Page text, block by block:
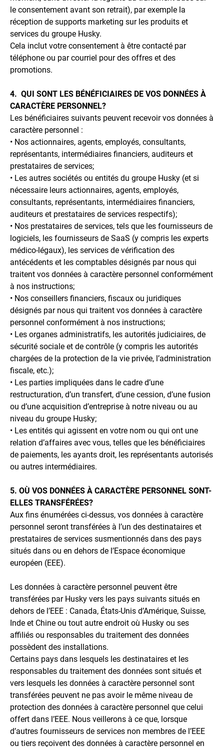
le consentement avant son retrait), par exemple la
réception de supports marketing sur les produits et
services du groupe Husky.
Cela inclut votre consentement à être contacté par
téléphone ou par courriel pour des offres et des
promotions.
4. QUI SONT LES BÉNÉFICIAIRES DE VOS DONNÉES À
CARACTÈRE PERSONNEL?
Les bénéficiaires suivants peuvent recevoir vos données à
caractère personnel :
• Nos actionnaires, agents, employés, consultants,
représentants, intermédiaires financiers, auditeurs et
prestataires de services;
• Les autres sociétés ou entités du groupe Husky (et si
nécessaire leurs actionnaires, agents, employés,
consultants, représentants, intermédiaires financiers,
auditeurs et prestataires de services respectifs);
• Nos prestataires de services, tels que les fournisseurs de
logiciels, les fournisseurs de SaaS (y compris les experts
médico-légaux), les services de vérification des
antécédents et les comptables désignés par nous qui
traitent vos données à caractère personnel conformément
à nos instructions;
• Nos conseillers financiers, fiscaux ou juridiques
désignés par nous qui traitent vos données à caractère
personnel conformément à nos instructions;
• Les organes administratifs, les autorités judiciaires, de
sécurité sociale et de contrôle (y compris les autorités
chargées de la protection de la vie privée, l’administration
fiscale, etc.);
• Les parties impliquées dans le cadre d’une
restructuration, d’un transfert, d’une cession, d’une fusion
ou d’une acquisition d’entreprise à notre niveau ou au
niveau du groupe Husky;
• Les entités qui agissent en votre nom ou qui ont une
relation d’affaires avec vous, telles que les bénéficiaires
de paiements, les ayants droit, les représentants autorisés
ou autres intermédiaires.
5. OÙ VOS DONNÉES À CARACTÈRE PERSONNEL SONT-
ELLES TRANSFÉRÉES?
Aux fins énumérées ci-dessus, vos données à caractère
personnel seront transférées à l’un des destinataires et
prestataires de services susmentionnés dans des pays
situés dans ou en dehors de l’Espace économique
européen (EEE).
Les données à caractère personnel peuvent être
transférées par Husky vers les pays suivants situés en
dehors de l’EEE : Canada, États-Unis d’Amérique, Suisse,
Inde et Chine ou tout autre endroit où Husky ou ses
affiliés ou responsables du traitement des données
possèdent des installations.
Certains pays dans lesquels les destinataires et les
responsables du traitement des données sont situés et
vers lesquels les données à caractère personnel sont
transférées peuvent ne pas avoir le même niveau de
protection des données à caractère personnel que celui
offert dans l’EEE. Nous veillerons à ce que, lorsque
d’autres fournisseurs de services non membres de l’EEE
ou tiers reçoivent des données à caractère personnel en